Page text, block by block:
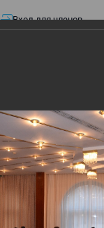
Вход для членов
СЧЕТА-ФАКТУРЫ.